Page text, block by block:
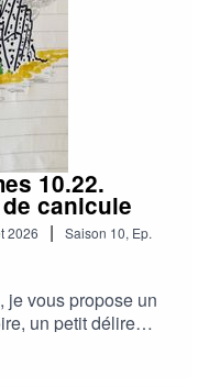
10.22.
canicule
2026 | Saison 10, Ep.
je vous propose un
un petit délire
ainsi. Il se passait
grosse sauterelle